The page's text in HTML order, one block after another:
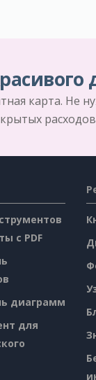
карта. Не
с PDF
диаграмм
для